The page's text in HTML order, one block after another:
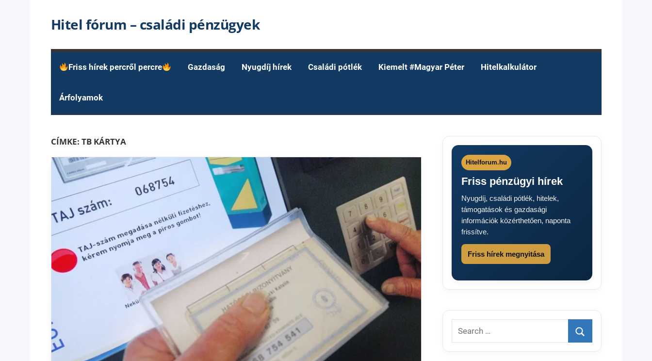
Hitel fórum – családi pénzügyek
Friss hírek percről percre Gazdaság Nyugdíj hírek Családi pótlék Kiemelt #Magyar Péter Hitelkalkulátor
Árfolyamok
CÍMKE: TB KÁRTYA
Hitelforum.hu
Friss pénzügyi hírek
Nyugdíj, családi pótlék, hitelek,
támogatások és gazdasági
információk közérthetően, naponta
frissítve.
Friss hírek megnyitása
Search
for:
Search